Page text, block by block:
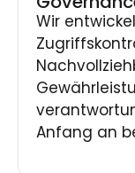
Wir
Anfang an